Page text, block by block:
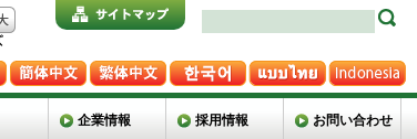
企業情報 採用情報 お問い合わせ